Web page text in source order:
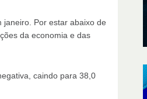
Por estar abaixo de
da economia e das
caindo para 38,0